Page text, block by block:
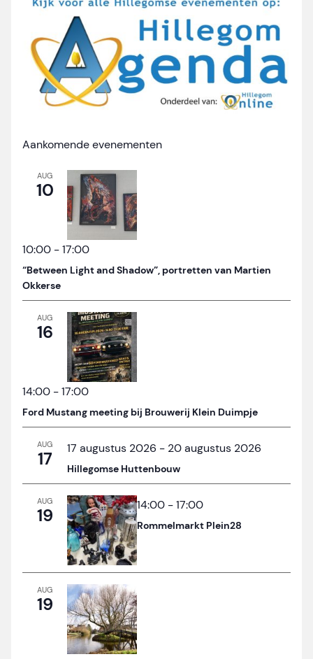
Aankomende evenementen
AUG
10
10:00 -17:00
“Between Light and Shadow”, portretten van Martien
Okkerse
AUG
16
14:00 -17:00
Ford Mustang meeting bij Brouwerij Klein Duimpje
AUG
17 17 augustus 2026 - 20 augustus 2026
Hillegomse Huttenbouw
AUG
19 14:00 -17:00
Rommelmarkt Plein28
AUG
19